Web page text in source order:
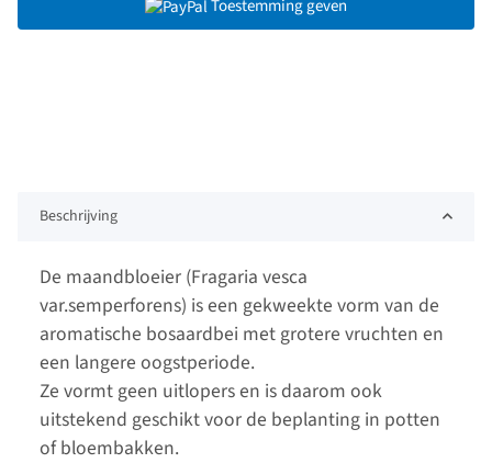
Toestemming geven
Beschrijving
De maandbloeier (Fragaria vesca
var.semperforens) is een gekweekte vorm van de
aromatische bosaardbei met grotere vruchten en
een langere oogstperiode.
Ze vormt geen uitlopers en is daarom ook
uitstekend geschikt voor de beplanting in potten
of bloembakken.